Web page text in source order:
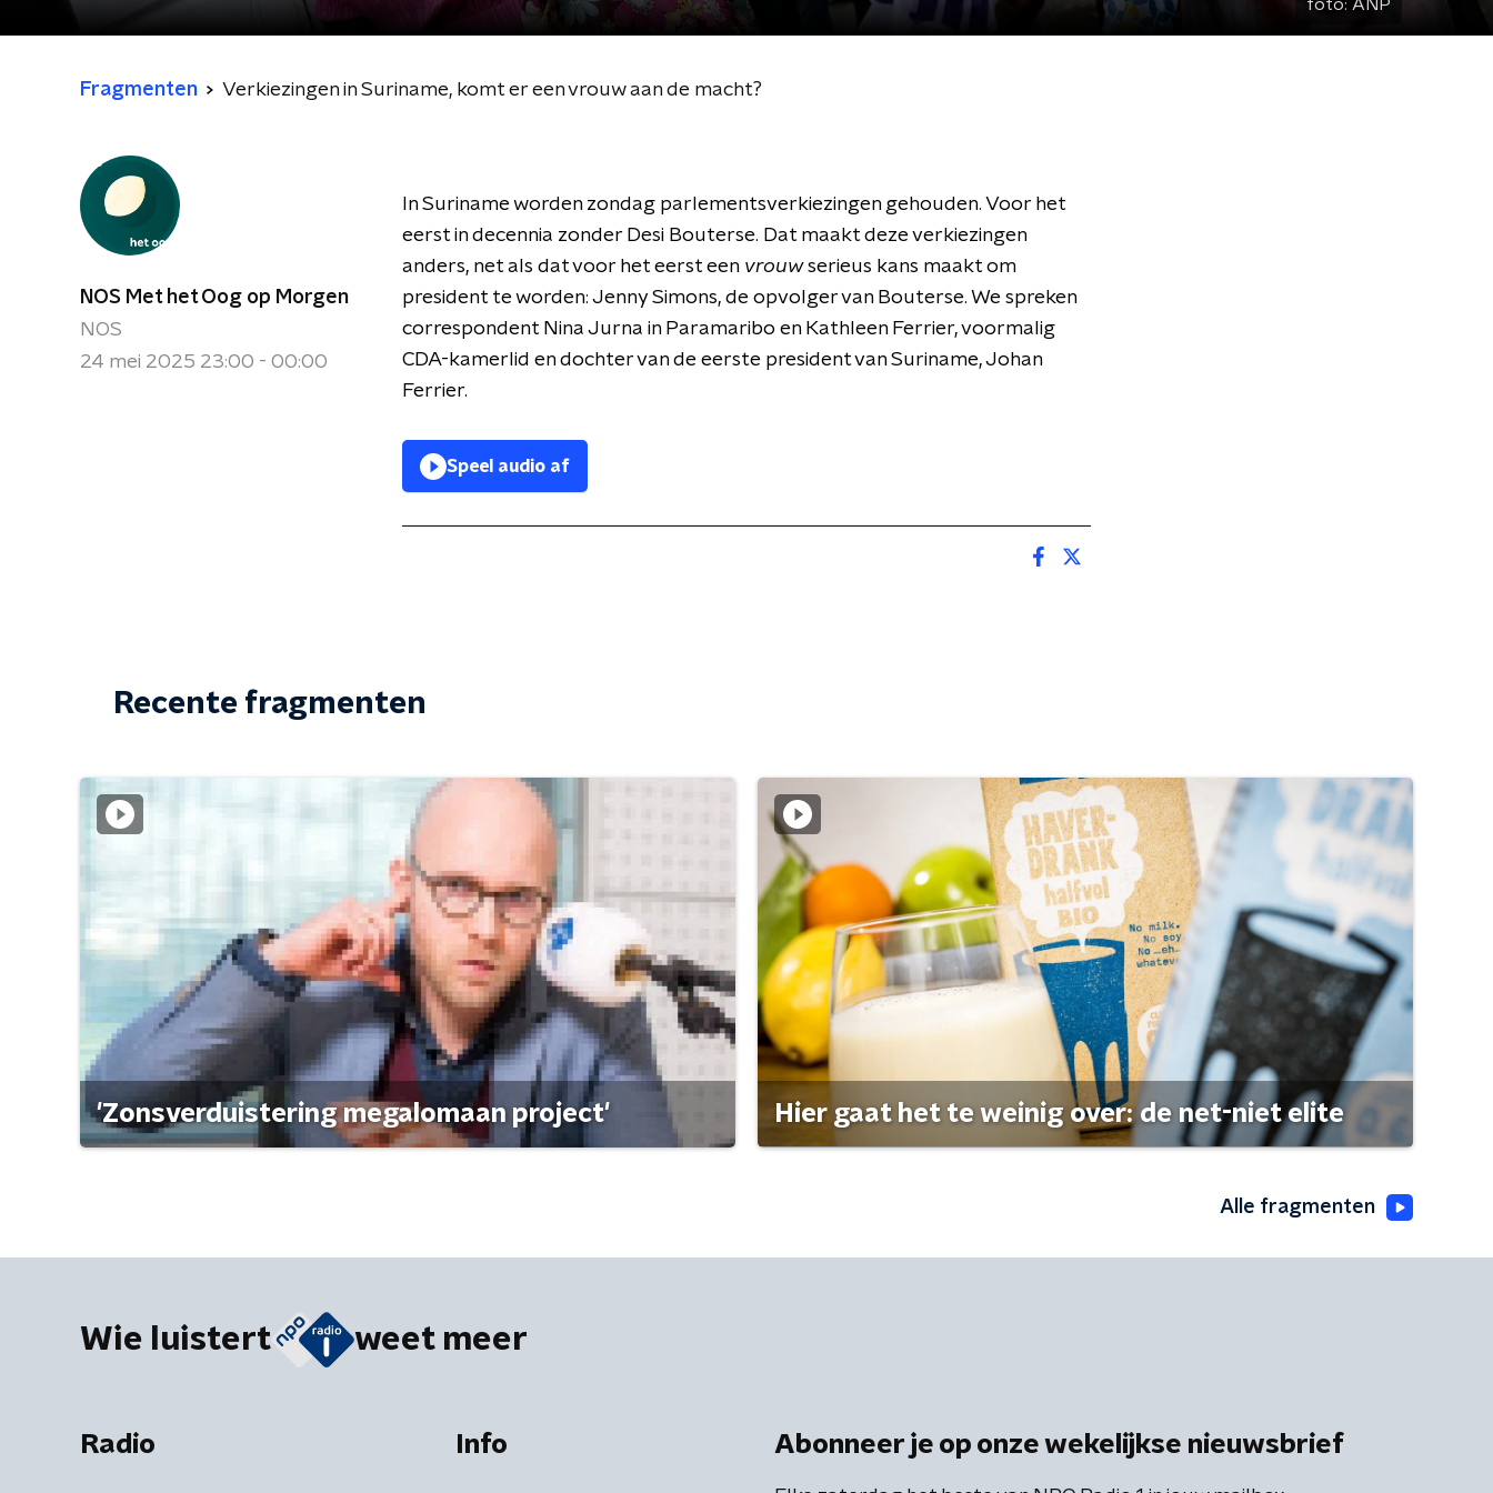
foto: ANP
Fragmenten Verkiezingen in Suriname, komt er een vrouw aan de macht?
NOS Met het Oog op Morgen
NOS
24 mei 2025 23:00 - 00:00
In Suriname worden zondag parlementsverkiezingen gehouden. Voor het
eerst in decennia zonder Desi Bouterse. Dat maakt deze verkiezingen
anders, net als dat voor het eerst een vrouwserieus kans maakt om
president te worden: Jenny Simons, de opvolger van Bouterse. We spreken
correspondent Nina Jurna in Paramaribo en Kathleen Ferrier, voormalig
CDA-kamerlid en dochter van de eerste president van Suriname, Johan
Ferrier.
Speel audio af
Recente fragmenten
'Zonsverduistering megalomaan project' Hier gaat het te weinig over: de net-niet elite
Alle fragmenten
Wie luistert weet meer
Radio Info Abonneer je op onze wekelijkse nieuwsbrief